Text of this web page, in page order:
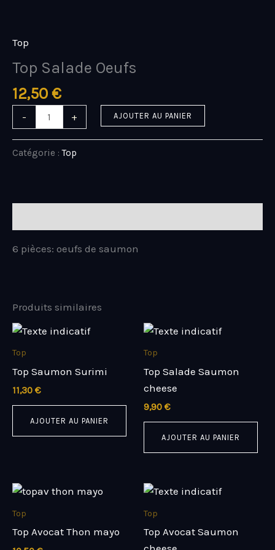
contenu
Top
Top Salade Oeufs
12,50 €
-
Top
Oeufs
+ AJOUTER AU PANIER
Catégorie :Top
6 pièces: oeufs de saumon
Produits similaires
Top
Top Saumon Surimi
11,30 €
AJOUTER AU PANIER
Top
Top Salade Saumon
cheese
9,90 €
AJOUTER AU PANIER
Top
Top Avocat Thon mayo
Top
Top Avocat Saumon